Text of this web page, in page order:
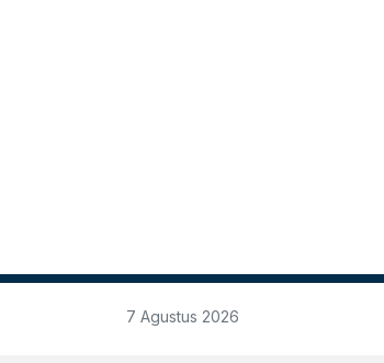
7 Agustus 2026